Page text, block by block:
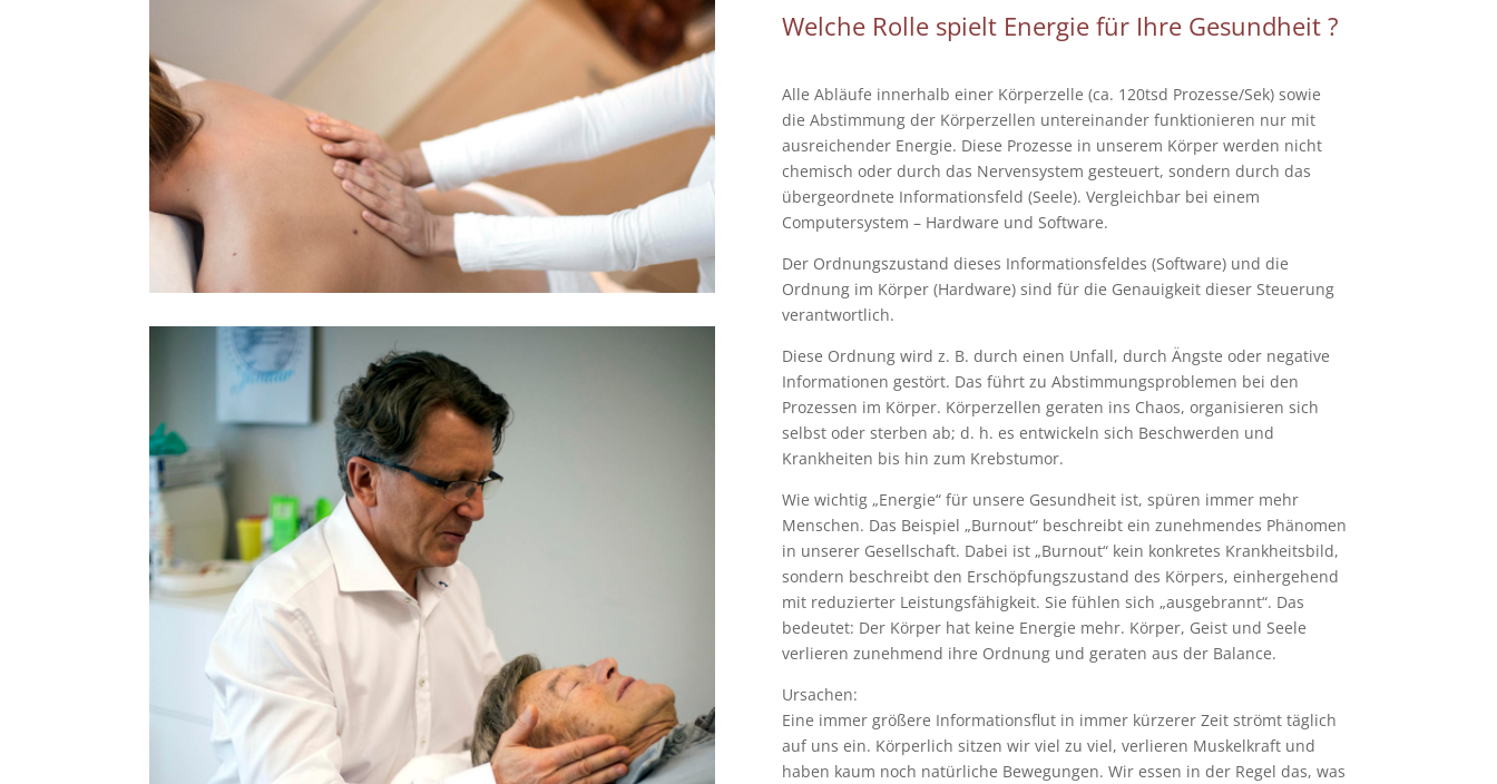
Welche Rolle spielt Energie für Ihre Gesundheit ?
Alle Abläufe innerhalb einer Körperzelle (ca. 120tsd Prozesse/Sek) sowie
die Abstimmung der Körperzellen untereinander funktionieren nur mit
ausreichender Energie. Diese Prozesse in unserem Körper werden nicht
chemisch oder durch das Nervensystem gesteuert, sondern durch das
übergeordnete Informationsfeld (Seele). Vergleichbar bei einem
Computersystem – Hardware und Software.
Der Ordnungszustand dieses Informationsfeldes (Software) und die
Ordnung im Körper (Hardware) sind für die Genauigkeit dieser Steuerung
verantwortlich.
Diese Ordnung wird z. B. durch einen Unfall, durch Ängste oder negative
Informationen gestört. Das führt zu Abstimmungsproblemen bei den
Prozessen im Körper. Körperzellen geraten ins Chaos, organisieren sich
selbst oder sterben ab; d. h. es entwickeln sich Beschwerden und
Krankheiten bis hin zum Krebstumor.
Wie wichtig „Energie“ für unsere Gesundheit ist, spüren immer mehr
Menschen. Das Beispiel „Burnout“ beschreibt ein zunehmendes Phänomen
in unserer Gesellschaft. Dabei ist „Burnout“ kein konkretes Krankheitsbild,
sondern beschreibt den Erschöpfungszustand des Körpers, einhergehend
mit reduzierter Leistungsfähigkeit. Sie fühlen sich „ausgebrannt“. Das
bedeutet: Der Körper hat keine Energie mehr. Körper, Geist und Seele
verlieren zunehmend ihre Ordnung und geraten aus der Balance.
Ursachen:
Eine immer größere Informationsflut in immer kürzerer Zeit strömt täglich
auf uns ein. Körperlich sitzen wir viel zu viel, verlieren Muskelkraft und
haben kaum noch natürliche Bewegungen. Wir essen in der Regel das, was